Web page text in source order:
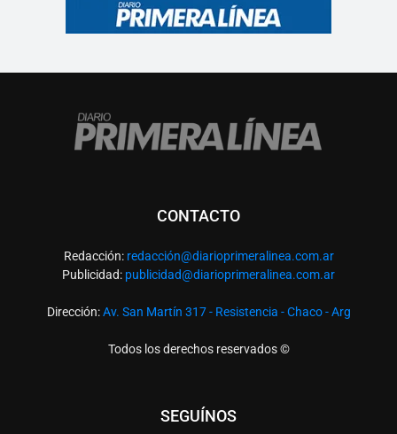
CONTACTO
Redacción: redacción@diarioprimeralinea.com.ar
Publicidad: publicidad@diarioprimeralinea.com.ar
Dirección:Av. San Martín 317 - Resistencia - Chaco - Arg
Todos los derechos reservados ©
SEGUÍNOS